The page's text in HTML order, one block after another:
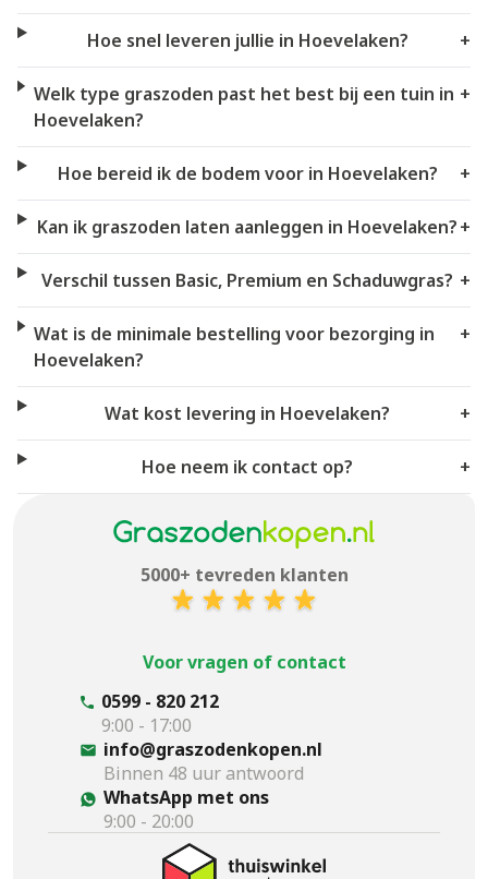
Hoe snel leveren jullie in Hoevelaken? +
Welk type graszoden past het best bij een tuin in
Hoevelaken?
+
Hoe bereid ik de bodem voor in Hoevelaken? +
Kan ik graszoden laten aanleggen in Hoevelaken?+
Verschil tussen Basic, Premium en Schaduwgras? +
Wat is de minimale bestelling voor bezorging in
Hoevelaken?
+
Wat kost levering in Hoevelaken? +
Hoe neem ik contact op? +
5000+ tevreden klanten
Voor vragen of contact
0599 - 820 212
9:00 - 17:00
info@graszodenkopen.nl
Binnen 48 uur antwoord
WhatsApp met ons
9:00 - 20:00